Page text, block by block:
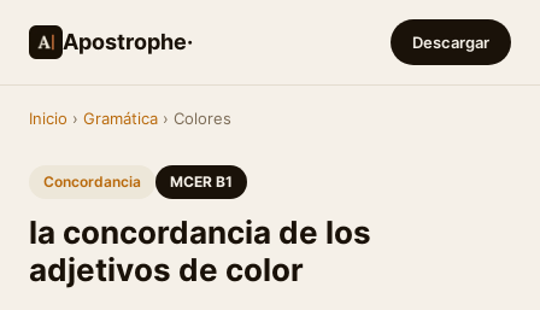
Apostrophe· Descargar
Inicio › Gramática › Colores
Concordancia MCER B1
la concordancia de los
adjetivos de color